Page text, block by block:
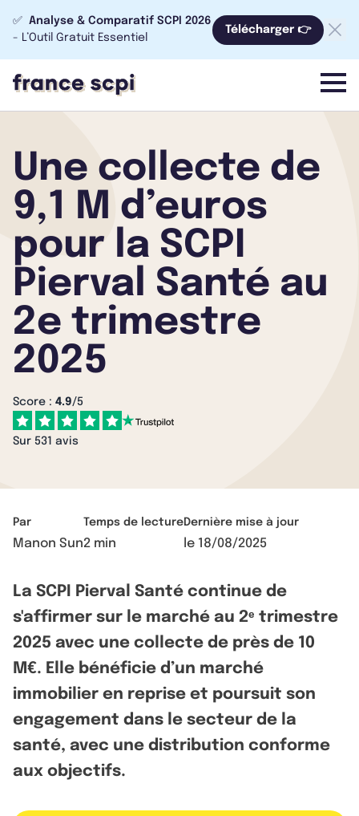
✅ Analyse & Comparatif SCPI 2026
- L’Outil Gratuit Essentiel
Télécharger 👉
menu
Une collecte de
9,1 M d’euros
pour la SCPI
Pierval Santé au
2e trimestre
2025
Score : 4.9/5
Sur 531 avis
Par
Manon Sun
Temps de lecture
2 min
Dernière mise à jour
le 18/08/2025
La SCPI Pierval Santé continue de
s'affirmer sur le marché au 2ᵉ trimestre
2025 avec une collecte de près de 10
M€. Elle bénéficie d’un marché
immobilier en reprise et poursuit son
engagement dans le secteur de la
santé, avec une distribution conforme
aux objectifs.